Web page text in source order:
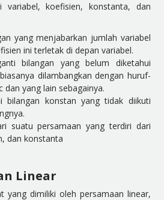
variabel, koefisien, konstanta, dan
yang menjabarkan jumlah variabel
ini terletak di depan variabel.
bilangan yang belum diketahui
dilambangkan dengan huruf-
dan yang lain sebagainya.
bilangan konstan yang tidak diikuti
suatu persamaan yang terdiri dari
dan konstanta
Linear
yang dimiliki oleh persamaan linear,